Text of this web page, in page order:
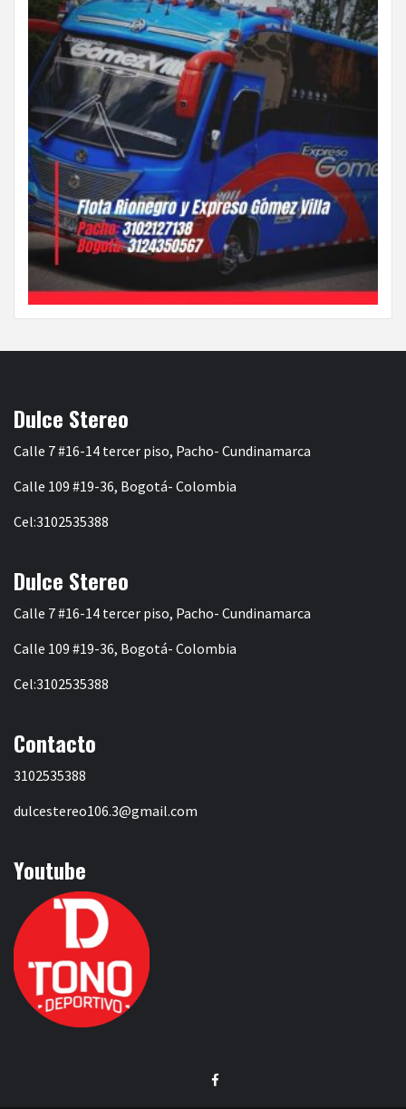
Dulce Stereo
Calle 7 #16-14 tercer piso, Pacho- Cundinamarca
Calle 109 #19-36, Bogotá- Colombia
Cel:3102535388
Dulce Stereo
Calle 7 #16-14 tercer piso, Pacho- Cundinamarca
Calle 109 #19-36, Bogotá- Colombia
Cel:3102535388
Contacto
3102535388
dulcestereo106.3@gmail.com
Youtube
Facebook